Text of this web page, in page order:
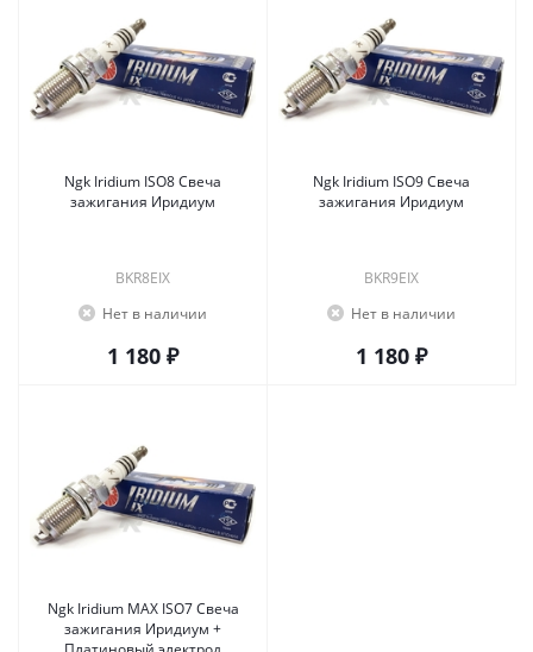
Ngk Iridium ISO8 Свеча
зажигания Иридиум
BKR8EIX
Нет в наличии
1 180 ₽
Ngk Iridium ISO9 Свеча
зажигания Иридиум
BKR9EIX
Нет в наличии
1 180 ₽
Ngk Iridium MAX ISO7 Свеча
зажигания Иридиум +